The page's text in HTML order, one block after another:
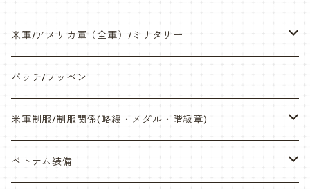
ネックレス・アクセサリー・スマホケース
サンダル・Bag
サバゲー装備品・バッテリー
オリジナルパッチ
米軍/アメリカ軍（全軍）/ミリタリー
海兵隊/USMC
陸軍/USARMY
空軍/USAF
パッチ/ワッペン
米軍制服/制服関係(略綬・メダル・階級章)
略綬・リボンバー・メダル等
ベトナム装備